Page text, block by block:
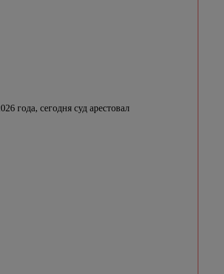
года, сегодня суд арестовал